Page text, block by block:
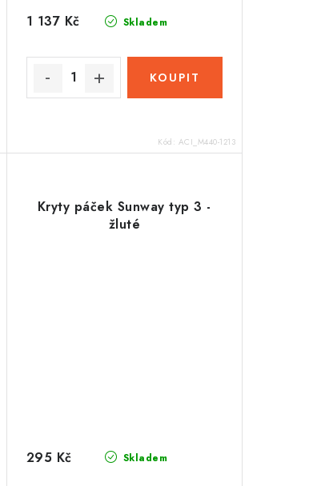
Skladem
1 137 Kč
Kód: ACI_M440-1213
Kryty páček Sunway typ 3 -
žluté
Skladem
295 Kč